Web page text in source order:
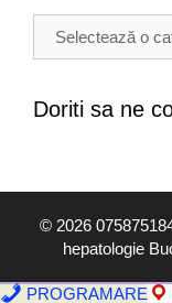
i
p
o
Doriti sa ne
© 2026
hepatologie
PROGRAMARE